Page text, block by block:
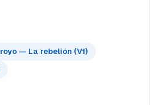
— La rebelión (V1)